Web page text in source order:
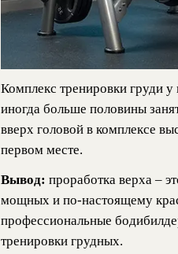
Комплекс тренировки груди у
иногда больше половины
вверх головой в комплексе
первом месте.
Вывод: проработка верха –
мощных и по-настоящему
профессиональные
тренировки грудных.